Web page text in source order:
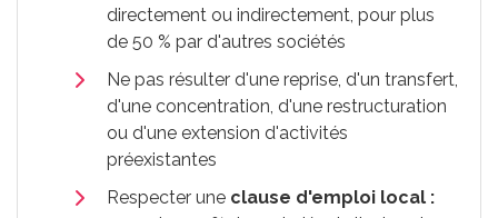
directement ou indirectement, pour plus
de 50 % par d'autres sociétés
Ne pas résulter d'une reprise, d'un transfert,
d'une concentration, d'une restructuration
ou d'une extension d'activités
préexistantes
Respecter une clause d'emploi local :